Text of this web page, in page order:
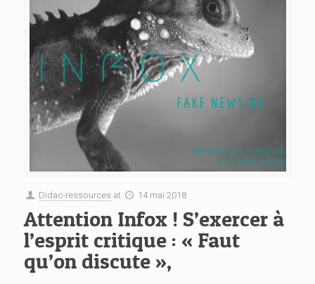
Didac-ressources at 14 mai 2018
Attention Infox ! S’exercer à
l’esprit critique : « Faut
qu’on discute »,